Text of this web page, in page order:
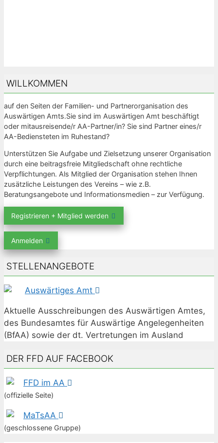
WILLKOMMEN
auf den Seiten der Familien- und Partnerorganisation des
Auswärtigen Amts.Sie sind im Auswärtigen Amt beschäftigt
oder mitausreisende/r AA-Partner/in? Sie sind Partner eines/r
AA-Bediensteten im Ruhestand?
Unterstützen Sie Aufgabe und Zielsetzung unserer Organisation
durch eine beitragsfreie Mitgliedschaft ohne rechtliche
Verpflichtungen. Als Mitglied der Organisation stehen Ihnen
zusätzliche Leistungen des Vereins – wie z.B.
Beratungsangebote und Informationsmedien – zur Verfügung.
Registrieren + Mitglied werden
Anmelden
STELLENANGEBOTE
Auswärtiges Amt
Aktuelle Ausschreibungen des Auswärtigen Amtes,
des Bundesamtes für Auswärtige Angelegenheiten
(BfAA) sowie der dt. Vertretungen im Ausland
DER FFD AUF FACEBOOK
FFD im AA
(offizielle Seite)
MaTsAA
(geschlossene Gruppe)